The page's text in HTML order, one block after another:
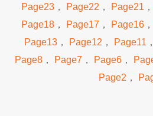
Page23 ， Page22 ， Page21 ，
Page18 ， Page17 ， Page16 ，
Page13 ， Page12 ， Page11 ，
Page8 ， Page7 ， Page6 ，
Page2 ，